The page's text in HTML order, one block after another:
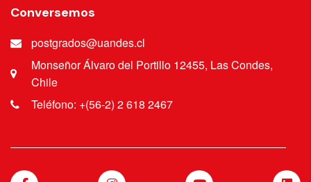
Conversemos
postgrados@uandes.cl
Monseñor Álvaro del Portillo 12455, Las Condes,
Chile
Teléfono: +(56-2) 2 618 2467